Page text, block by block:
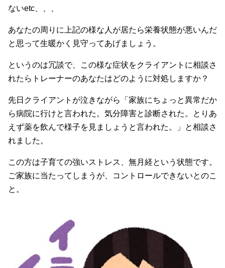
ないetc、、、
あなたの周りに上記の様な人が居たら栄養状態が悪いんだ
と思って生暖かく見守ってあげましょう。
というのは冗談で、この様な症状をクライアントに相談さ
れたらトレーナーのあなたはどのように対処しますか？
先日クライアントが泣きながら「家族にちょっと異常だか
ら病院に行けと言われた。気分障害と診断された。とりあ
えず薬を飲んで様子を見ましょうと言われた。」と相談さ
れました。
この方は子育ての強いストレス、無月経という状態です。
ご家族に当たってしまうが、コントロールできないとのこ
と。